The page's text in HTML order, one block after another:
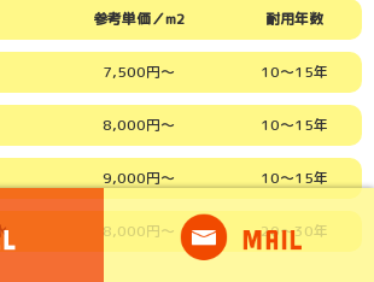
参考単価／m2 耐用年数
7,500円～ 10～15年
8,000円～ 10～15年
9,000円～ 10～15年
8,000円～ 20～30年